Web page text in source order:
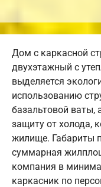
Дом с каркасной
двухэтажный с
выделяется
использованию
базальтовой ваты,
защиту от холода,
жилище. Габариты
суммарная
компания в
каркасник по